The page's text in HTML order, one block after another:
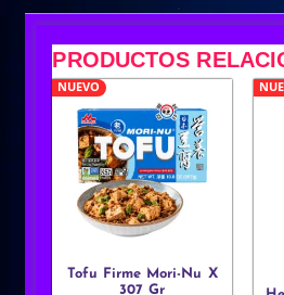
PRODUCTOS
NUEVO
Tofu Firme Mori-Nu X
307 Gr